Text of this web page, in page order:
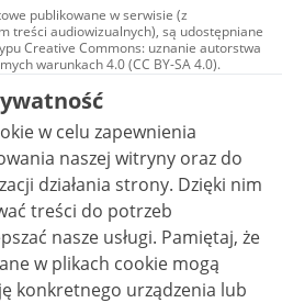
publikowane w serwisie (z
treści audiowizualnych), są udostępniane
Creative Commons: uznanie autorstwa
warunkach 4.0 (CC BY-SA 4.0).
w tym zdjęcia, materiały
są udostępniane na licencji typu
uznanie autorstwa użycie
- bez utworów zależnych 4.0 (CC BY-
o ile nie jest to stwierdzone inaczej.
w celu zapewnienia
naszej witryny oraz do
strony. Dzięki nim
treści do potrzeb
usługi. Pamiętaj, że
w plikach cookie mogą
konkretnego urządzenia lub